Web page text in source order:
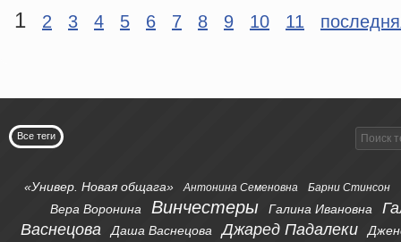
1 2 3 4 5 6 7 8 9 10 11
Все теги
«Универ. Новая общага» Антонина Семеновна Барни Стинсон
Вера Воронина Винчестеры Галина Ивановна
Васнецова
Даша Васнецова Джаред Падалеки